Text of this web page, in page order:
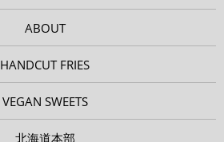
ABOUT
HANDCUT FRIES
VEGAN SWEETS
北海道本部